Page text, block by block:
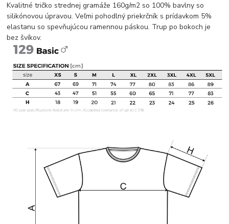
Kvalitné tričko strednej gramáže 160g/m2 so 100% bavlny so
silikónovou úpravou. Veľmi pohodlný priekrčník s prídavkom 5%
elastanu so spevňujúcou ramennou páskou. Trup po bokoch je
bez švíkov.